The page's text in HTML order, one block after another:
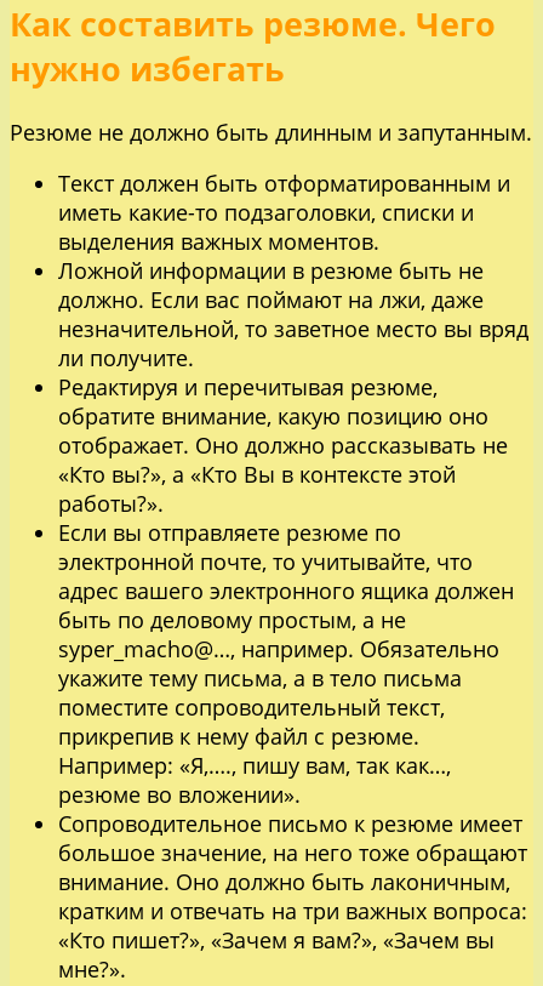
Как составить резюме. Чего
нужно избегать
Резюме не должно быть длинным и запутанным.
Текст должен быть отформатированным и
иметь какие-то подзаголовки, списки и
выделения важных моментов.
Ложной информации в резюме быть не
должно. Если вас поймают на лжи, даже
незначительной, то заветное место вы вряд
ли получите.
Редактируя и перечитывая резюме,
обратите внимание, какую позицию оно
отображает. Оно должно рассказывать не
«Кто вы?», а «Кто Вы в контексте этой
работы?».
Если вы отправляете резюме по
электронной почте, то учитывайте, что
адрес вашего электронного ящика должен
быть по деловому простым, а не
syper_macho@…, например. Обязательно
укажите тему письма, а в тело письма
поместите сопроводительный текст,
прикрепив к нему файл с резюме.
Например: «Я,…., пишу вам, так как…,
резюме во вложении».
Сопроводительное письмо к резюме имеет
большое значение, на него тоже обращают
внимание. Оно должно быть лаконичным,
кратким и отвечать на три важных вопроса:
«Кто пишет?», «Зачем я вам?», «Зачем вы
мне?».